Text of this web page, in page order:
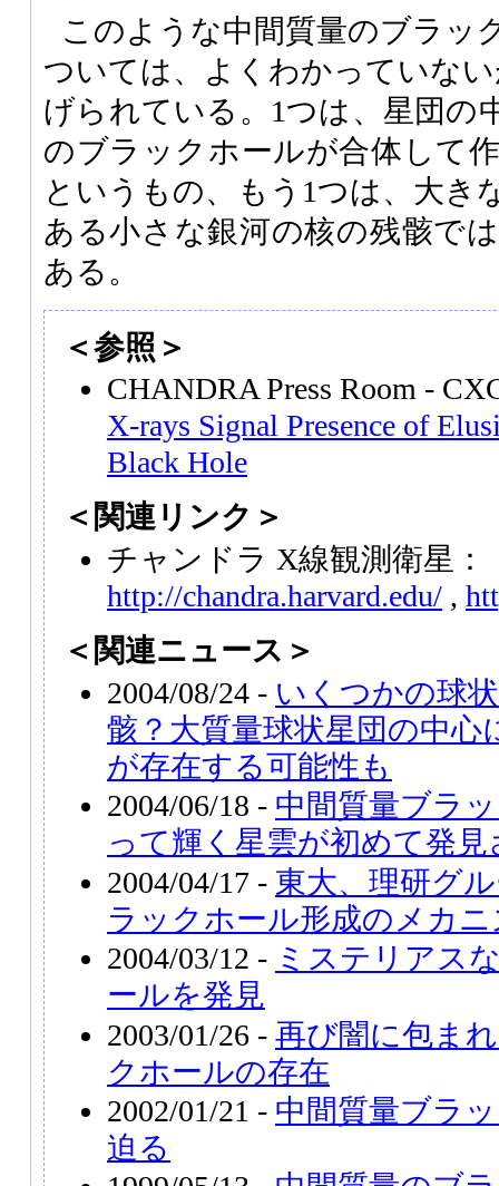
このような中間質量のブラッ
ついては、よくわかっていな
げられている。1つは、星団の
のブラックホールが合体して
というもの、もう1つは、大き
ある小さな銀河の核の残骸で
ある。
＜参照＞
CHANDRA Press Room -
X-rays Signal Presence of
Black Hole
＜関連リンク＞
チャンドラ X線観測衛星：
http://chandra.harvard.edu/ ,
＜関連ニュース＞
2004/08/24 - いくつかの球
骸？大質量球状星団の中
が存在する可能性も
2004/06/18 - 中間質量ブラ
って輝く星雲が初めて発見
2004/04/17 - 東大、理研グ
ラックホール形成のメカ
2004/03/12 - ミステリアス
ールを発見
2003/01/26 - 再び闇に包ま
クホールの存在
2002/01/21 - 中間質量ブラ
迫る